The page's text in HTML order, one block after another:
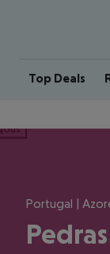
Top Deals
Portugal |